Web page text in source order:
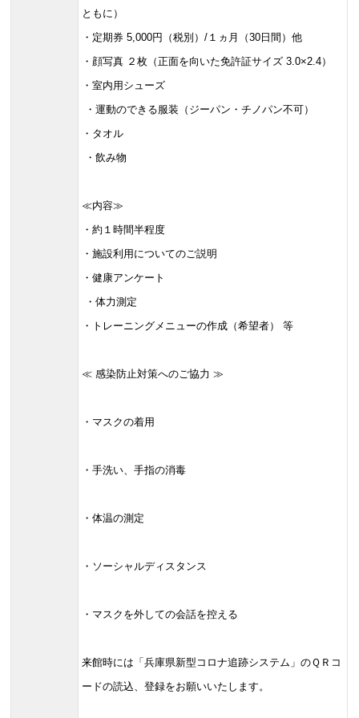
ともに）
・定期券 5,000円（税別）/１ヵ月（30日間）他
・顔写真 ２枚（正面を向いた免許証サイズ 3.0×2.4）
・室内用シューズ
・運動のできる服装（ジーパン・チノパン不可）
・タオル
・飲み物
≪内容≫
・約１時間半程度
・施設利用についてのご説明
・健康アンケート
・体力測定
・トレーニングメニューの作成（希望者） 等
≪ 感染防止対策へのご協力 ≫
・マスクの着用
・手洗い、手指の消毒
・体温の測定
・ソーシャルディスタンス
・マスクを外しての会話を控える
来館時には「兵庫県新型コロナ追跡システム」のＱＲコ
ードの読込、登録をお願いいたします。